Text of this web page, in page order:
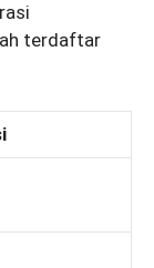
terdaftar